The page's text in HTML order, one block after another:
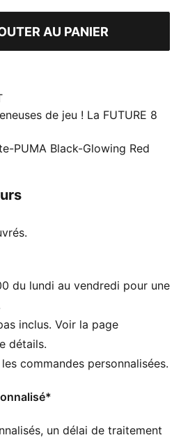
AU PANIER
de jeu ! La FUTURE 8
sa créativité. La tige en
un ajustement sur-
Les lignes en mesh
des crampons et leur
point de pivot offrent une
à 360 degrés,
composée d’au moins 30 %
pour une meilleure adhérence
ballon
avec un col extensible en
parfaits
PUMA Black-Glowing Red
du lundi au vendredi pour une
inclus. Voir la page
détails.
commandes personnalisées.
un délai de traitement